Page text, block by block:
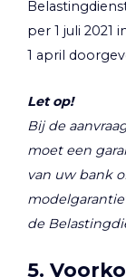
per 1 juli 2021
1 april
Let op!
Bij de
moet een
van uw bank
de
5.